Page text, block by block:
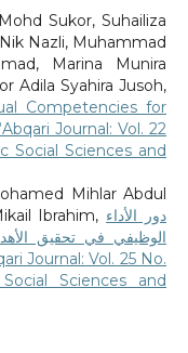
Sukor, Suhailiza
Nazli, Muhammad
Marina Munira
Adila Syahira Jusoh,
Competencies for
‘Abqari Journal: Vol. 22
Social Sciences and
Mihlar Abdul
Ibrahim, دور الأداء
الوظيفي في تحقيق
Journal: Vol. 25 No.
Sciences and